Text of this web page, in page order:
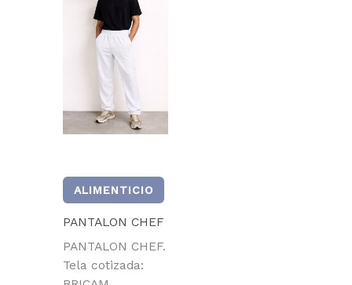
ALIMENTICIO
PANTALON CHEF
PANTALON CHEF.
Tela cotizada: